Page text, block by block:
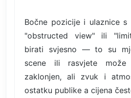
Bočne pozicije i ulaznice s
"obstructed view" ili
birati svjesno — to su
scene ili rasvjete može
zaklonjen, ali zvuk i
ostatku publike a cijena